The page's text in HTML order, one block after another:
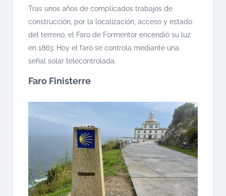
Tras unos años de complicados trabajos de
construcción, por la localización, acceso y estado
del terreno, el Faro de Formentor encendió su luz
en 1863. Hoy el faro se controla mediante una
señal solar telecontrolada.
Faro Finisterre